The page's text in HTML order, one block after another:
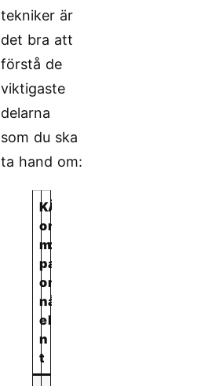
tekniker är
det bra att
förstå de
viktigaste
delarna
som du ska
ta hand om:
K
o
m
p
o
n
e
n
t
Ä
n
d
a
m
å
l